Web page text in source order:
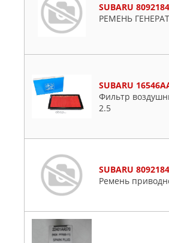
SUBARU
РЕМЕНЬ
SUBARU
Фильтр
2.5
SUBARU
Ремень